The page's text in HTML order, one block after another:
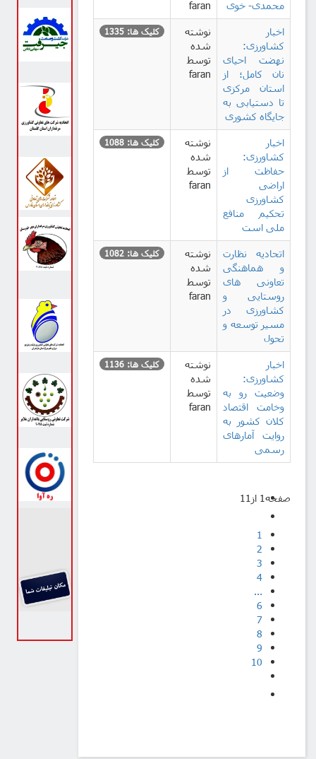
محمدی- خوی
faran
اخبار
کشاورزی:
نهضت احیای
نان کامل؛ از
استان مرکزی
تا دستیابی به
جایگاه کشوری
نوشته
شده
توسط
faran
کلیک ها: 1335
اخبار
کشاورزی:
حفاظت از
اراضی
کشاورزی
تحکیم منافع
ملی است
نوشته
شده
توسط
faran
کلیک ها: 1088
اتحادیه نظارت
و هماهنگی
تعاونی های
روستایی و
کشاورزی در
مسیر توسعه و
تحول
نوشته
شده
توسط
faran
کلیک ها: 1082
اخبار
کشاورزی:
وضعیت رو به
وخامت اقتصاد
کلان کشور به
روایت آمارهای
رسمی
نوشته
شده
توسط
faran
کلیک ها: 1136
صفحه1 از11
1
2
3
4
...
6
7
8
9
10